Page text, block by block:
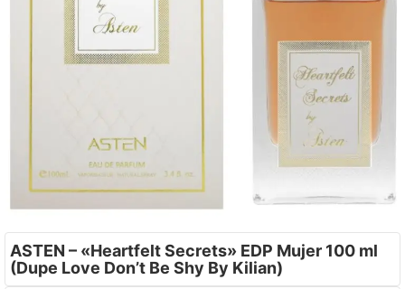
ASTEN – «Heartfelt Secrets» EDP Mujer 100 ml
(Dupe Love Don’t Be Shy By Kilian)